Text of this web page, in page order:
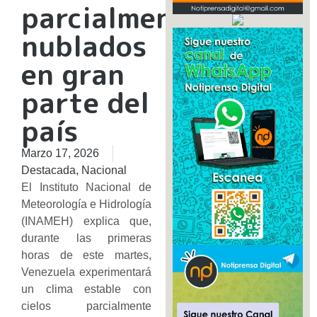
parcialmente
nublados
en gran
parte del
país
Marzo 17, 2026
Destacada, Nacional
El Instituto Nacional de
Meteorología e Hidrología
(INAMEH) explica que,
durante las primeras
horas de este martes,
Venezuela experimentará
un clima estable con
cielos parcialmente